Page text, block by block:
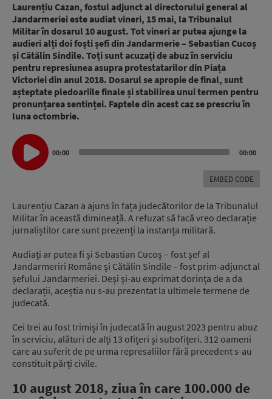
Laurențiu Cazan, fostul adjunct al directorului general al
Jandarmeriei este audiat vineri, 15 mai, la Tribunalul
Militar în dosarul 10 august. Tot vineri ar putea ajunge la
audieri alți doi foști șefi din Jandarmerie – Sebastian Cucoș
și Cătălin Sindile. Toți sunt acuzați de abuz în serviciu
pentru represiunea asupra protestatarilor din Piața
Victoriei din anul 2018. Dosarul se apropie de final, sunt
așteptate pledoariile finale și stabilirea unui termen pentru
pronunțarea sentinței. Faptele din acest caz se prescriu în
luna octombrie.
Audio
Player
00:00 00:00
EMBED CODE
Laurențiu Cazan a ajuns în fața judecătorilor de la Tribunalul
Militar în această dimineață. A refuzat să facă vreo declarație
jurnaliștilor care sunt prezenți la instanța militară.
Audiați ar putea fi și Sebastian Cucoș – fost șef al
Jandarmeriri Române și Cătălin Sindile – fost prim-adjunct al
șefului Jandarmeriei. Deși și-au exprimat dorința de a da
declarații, aceștia nu s-au prezentat la ultimele termene de
judecată.
Cei trei au fost trimiși în judecată în august 2023 pentru abuz
în serviciu, alături de alți 13 ofițeri și subofițeri. 312 oameni
care au suferit de pe urma represaliilor fără precedent s-au
constituit părți civile.
10 august 2018, ziua în care 100.000 de